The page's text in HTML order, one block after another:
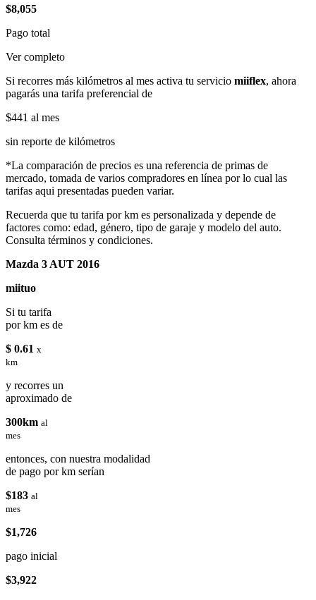
$8,055
Pago total
Ver completo
Si recorres más kilómetros al mes activa tu servicio miiflex, ahora
pagarás una tarifa preferencial de
$441 al mes
sin reporte de kilómetros
*La comparación de precios es una referencia de primas de
mercado, tomada de varios compradores en línea por lo cual las
tarifas aqui presentadas pueden variar.
Recuerda que tu tarifa por km es personalizada y depende de
factores como: edad, género, tipo de garaje y modelo del auto.
Consulta términos y condiciones.
Mazda 3 AUT 2016
miituo
Si tu tarifa
por km es de
$ 0.61 x
km
y recorres un
aproximado de
300km al
mes
entonces, con nuestra modalidad
de pago por km serían
$183 al
mes
$1,726
pago inicial
$3,922